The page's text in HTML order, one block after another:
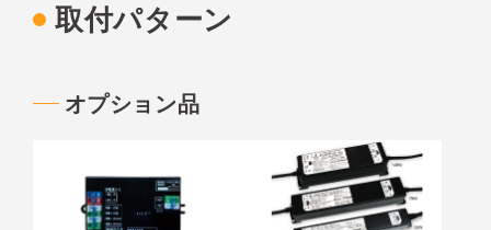
取付パターン
オプション品